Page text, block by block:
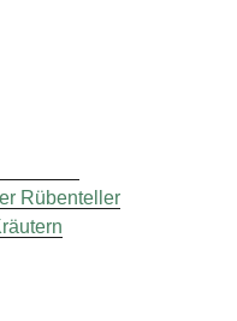
Rübenteller